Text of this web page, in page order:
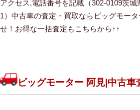
アクセス,電話番号を記載（302-0109茨城
1）中古車の査定・買取ならビッグモー
せ！お得な一括査定もこちらから↑↑
ビッグモーター 阿見|中古